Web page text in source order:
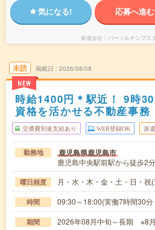
気になる! 応募へ進む
派遣会社 パーソルテンプス
未読
NEW
掲載日 2026/08/08
時給1400円＊駅近！ 9時
資格を活かせる不動産事務
交通費別途支給あり WEB登録OK 派遣
勤務地 鹿児島県鹿児島市
鹿児島中央駅前駅から徒歩2
曜日頻度 月・水・木・金・土・日・
時間 09:30～18:00(実働7時間30
期間 2026年08月中旬～長期 ※8月